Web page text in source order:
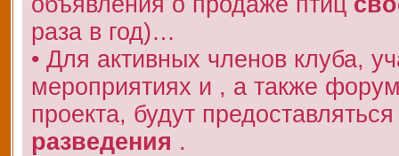
раза в год)…
• Для активных членов клуба,
мероприятиях и , а также
проекта, будут
разведения .